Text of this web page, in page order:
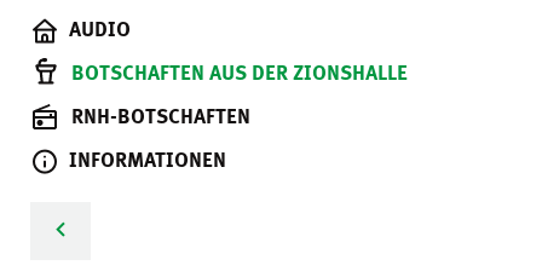
AUDIO
BOTSCHAFTEN AUS DER ZIONSHALLE
RNH-BOTSCHAFTEN
INFORMATIONEN